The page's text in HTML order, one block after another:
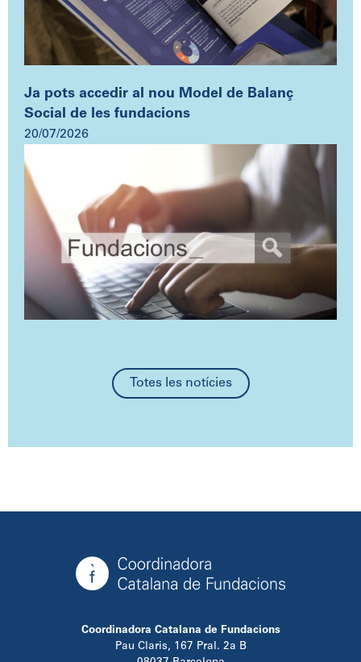
Ja pots accedir al nou Model de Balanç
Social de les fundacions
20/07/2026
Totes les notícies
Coordinadora Catalana de Fundacions
Pau Claris, 167 Pral. 2a B